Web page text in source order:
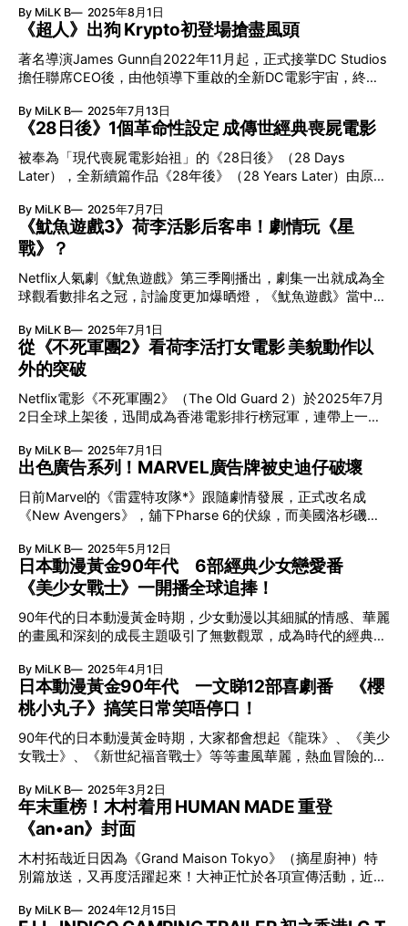
眉月啍創出人氣漫畫，繼改編為動畫後再變為真人版電影。池
田導演及監製有澤亮哉將來港與觀眾會面，分享如何將這曾是
三不管的地帶，幻化成充滿魅惑、懷舊氣息以及愛情魔力的謎
樣世界。 美國導演亞里艾斯特繼《寶驚魂》後再次夥拍影帝
愛瑪史東，以極致黑色諷刺當代美國社會的瘋狂，殺入康城主
競賽，將於電影節隆重首映。 2025 Summer
票房、最高首日票房及最高單日票房3項紀錄。而官方宣布香
港將於2025年8月14日香港上映，仲有近半個月相信大家等到
「頸都長」！ 《鬼滅之刃》必定是日本動漫當紅炸子雞，相
關的周邊產品隨街可見，日系動漫熱潮彷彿從未冷卻過。不過
講起日本動漫工業最興盛的黃金時期必定是九十年代，部份作
品的劇情內容及設定震撼不少讀者，更影響不少新時代的漫畫
家，以下整理40套經典動漫，哪一套動漫令你最有回憶呢，同
即睇更多內容：日本動漫黃金90年代6部冒險戰鬥番 《龍
珠》超級薩亞人一幕震撼當年觀眾 龍珠 （ドラゴンボール）
造人間篇及魔人布歐篇三個時期。這段期間亦正值《龍珠》的
故事發展最為白熱化的階段，相信很多人都會認同這一點的。
娜美星篇，最後超級薩亞人的出現不但徹底顛覆了許多讀者的
想像，更成為後來故事一個非常重要的設定
By MiLK B 2025年8月1日
《超人》出狗 Krypto初登場搶盡風頭
著名導演James Gunn自2022年11月起，正式接掌DC Studios
擔任聯席CEO後，由他領導下重啟的全新DC電影宇宙，終於
多條《超人》預告中，最搶鏡的竟然是過去從未在任何《超
人》真人電影中亮相的超人愛犬Krypto，牠在預告中被身受重
傷的超人召喚前來救援，但卻頑皮地以為叫牠來玩耍，結果令
超人傷上加傷，其可愛動態，迅間迷倒大批觀眾！電影公司更
在《超人》上映期間，增設狗狗友善場，證明狗狗都有大市
場！ 導演James Gun愛犬Ozu成靈感 能夠俘虜廣大觀眾，
Krypto這隻超能狗狗絕不簡單，牠其實是由James Gunn新領
養的狗狗Ozu作靈感，當日James正在撰寫《超人》劇本，卻
竟外領養了Ozu，牠頑皮不安，令James束手無策，於是靈機
一觸，決定將其寫入《超人》故事之中。 所謂做事做全套！
James更將Ozu完整用電腦掃描技術，複製到電影之中，並將
直耳仔會豎起的狀態，以及其頑皮的個性。在拍攝時除了電腦
特效之外，主要會由動物演員Jolene
By MiLK B 2025年7月13日
《28日後》1個革命性設定 成傳世經典喪屍電影
被奉為「現代喪屍電影始祖」的《28日後》（28 Days
Later），全新續篇作品《28年後》（28 Years Later）由原版
Garland）最新聯手打造，令影迷極為期待，不過要超越《28
日後》的經典，難度極高。 《28日後》2002年在英國上映
時，已震驚全世界，電影以全新革命性設計奔跑喪屍襲地球，
直接影響之後大部份喪屍影視、漫畫等潮流文化。而倫敦末世
空盪質感的超強衝擊力，估不到相隔近20年後，因新冠疫症大
爆發，倫敦封城令街頭真實上演空無一人的情況，電影更被喻
為神預言！ 革命性奔跑喪屍 恐怖升級 在c出現之前，傳統影
視作品中的喪屍多為緩慢移動的「行屍走肉」，但《28日後》
首次大膽設計出動作快速、兇猛如野獸般的「感染者」。這種
速度感令觀眾的恐懼大升級，也重新定義了喪屍片，往後這20
多年，幾乎所有與喪屍有關的影視創作，都跟從這種設定，
By MiLK B 2025年7月7日
《魷魚遊戲3》荷李活影后客串！劇情玩《星
戰》？
Netflix人氣劇《魷魚遊戲》第三季剛播出，劇集一出就成為全
球觀看數排名之冠，討論度更加爆晒燈，《魷魚遊戲》當中除
前接受訪問時，更爆了不少內幕及創作靈感來源，其中《星球
大戰》除了成為角色正邪關係的根源之外，更成為終極遊戲的
內容參考。今次一一為大家揭開《魷魚遊戲》第3季的秘密！
中李秉憲飾演的面具男，與李政宰飾演的主角成奇勳的關係，
據導演黃東赫所講，是類似《星球大戰》（Star Wars）黑武
士與Luk Skywalker的正邪關係，面具男長期以黑色面具保護
自己，又加變聲器已經甚有參考意味。 面具男與成奇勳都曾
經成為「魷魚遊戲」的勝出者，可以算是天選之人，但一個卻
因為創傷而步上黑暗，化身遊戲操控者，另一個則要反抗遊
戲，極具《星球大戰》中黑武士與Luke之間的對立味道。
魷魚遊戲」時，估不到竟重新演繹了《星球大戰：
By MiLK B 2025年7月1日
從《不死軍團2》看荷李活打女電影 美貌動作以
外的突破
Netflix電影《不死軍團2》（The Old Guard 2）於2025年7月
2日全球上架後，迅間成為香港電影排行榜冠軍，連帶上一集
近年早已成為荷里活動作女星代名詞，除了《不死軍團》因有
不死身，經常打到全身披血之外，《末日先鋒：戰甲飛車》
（Mad Max：Fury Road）以及《原子殺姬》（Atomic
Blonde），更是女性動作片典範。 歷年來，荷里活拍過不少
女性動作片，美貌與動作兼備，幾乎已經發展出一套固定的方
程式，當中一些優秀的女性動作片，全因能成功打破這些框
框，而成為經典！ 《墮落花》創心理探討殺手故事 許多女性
動作片角色，大多來自殘缺家庭，例如1990年女殺手經典
作、Luc Besson執導的《墮落花》（La Femme Nikita），女
主角Nikita本身就因染毒癮而被囚，卻被政府發掘並訓練成冷
血殺手。
By MiLK B 2025年7月1日
出色廣告系列！MARVEL廣告牌被史迪仔破壞
日前Marvel的《雷霆特攻隊*》跟隨劇情發展，正式改名成
《New Avengers》，舖下Pharse 6的伏線，而美國洛杉磯的
將上映，坊間已經見到不少宣傳，而原本《New Avengers》
的廣告牌也被史迪仔迅速破壞，前後更換不足4日，不少網民
讚整個計劃非常有創意，亦非常合適史迪仔搗蛋的性格。
《史迪仔》（Stitch）在二十年前面世，一身藍毛加上外星寵
物的設計，受到不少人歡迎，喜歡他的挑皮，也會害怕他的搗
蛋。最初他是迪士尼動畫師Chris Sanders在1985年為繪本製
作的角色，不過書並沒有面世所以不了了之。 後來，Chris為
《花木蘭》製作結束後，迪士尼銳意有規模小、較低成本的動
畫電影，於是《史迪仔》的提案被帶到上來。 Chris原本將故
事設定於美國的堪薩斯州，不過後來想設定遠離都市的環境，
改為夏夏威夷，是迪士尼動畫中第一次以這個地方為背景，而
當地的獨特文化和風景為故事增添了溫暖和家庭氛圍。2001
By MiLK B 2025年5月12日
日本動漫黃金90年代 6部經典少女戀愛番
《美少女戰士》一開播全球追捧！
90年代的日本動漫黃金時期，少女動漫以其細膩的情感、華麗
的畫風和深刻的成長主題吸引了無數觀眾，成為時代的經典。
與魔法元素，開創了少女動漫的多元風貌。以下介紹六部90年
代最具代表性的少女動漫。此外在這段黃金時期，冒險戰鬥
類、運動類、科幻番、喜劇都出現不少經典作品，當中又有哪
一套動漫令你最有回憶呢？ 電影少女 / I”s 桂正和的漫畫作品
一向以女角漂亮而性感見稱，九十年代的這兩套作品確實讓當
年的無數少男看得如痴如醉，光看著單行本那繪畫得超精美的
封面，已經足夠令人興奮大半天。 《電影少女》的故事發展
引人入勝，夾雜一點點精彩的「鹽花」，非常能夠抓住男生的
心理。當然它本身就是一個非常好看又感人的科幻愛情故事，
還記得小愛餵洋太吞下「忘記藥丸」的一幕，真是傷感得叫人
哭出眼淚。 至於後期的《I"s》，就更加是只賣純愛，雖然故
事裡面伊織才是女主角，但筆者更喜歡逸姬這個角色，她對一
過可惜了。 電影少女 漫畫： 1989年 ｜ 動畫：1992年 I''
By MiLK B 2025年4月1日
日本動漫黃金90年代 一文睇12部喜劇番 《櫻
桃小丸子》搞笑日常笑唔停口！
90年代的日本動漫黃金時期，大家都會想起《龍珠》、《美少
女戰士》、《新世紀福音戰士》等等畫風華麗，熱血冒險的劇
鬆幽默的劇情、鮮明的角色個性和溫馨的日常描寫，陪伴觀眾
並成為心中的經典。這些作品以搞笑、治癒或青春為主題，展
現了生活的趣味與人際關係的溫暖。 櫻桃小丸子（ちびまる
子ちゃん） 執筆的漫畫家筆名為櫻桃子，她以自身童年時期
的經歷為創作藍本故直白地將漫畫名為《櫻桃小丸子》，就連
故事主角也叫櫻桃子，自1986年開始在少女漫畫雜誌
《RIBON》連載，單行本共十七冊。漫畫自1990年製作為電視
動畫，至今已播放過千集之多。 小玉、野口、永澤、小渚、
By MiLK B 2025年3月2日
年末重榜！木村着用 HUMAN MADE 重登
《an•an》封面
木村拓哉近日因為《Grand Maison Tokyo》（摘星廚神）特
別篇放送，又再度活躍起來！大神正忙於各項宣傳活動，近日
是2023年初以來另一次在本誌現身，更被封為「王道至高之
By MiLK B 2024年12月15日